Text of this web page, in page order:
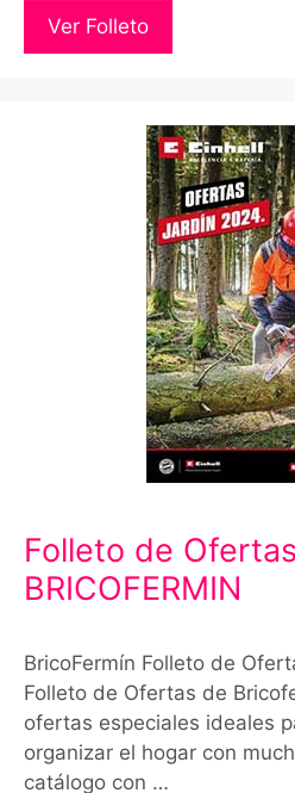
Ver Folleto
Folleto de
BRICOFERMIN
BricoFermín Folleto de
Folleto de Ofertas de
ofertas especiales ideales
organizar el hogar con
catálogo con …